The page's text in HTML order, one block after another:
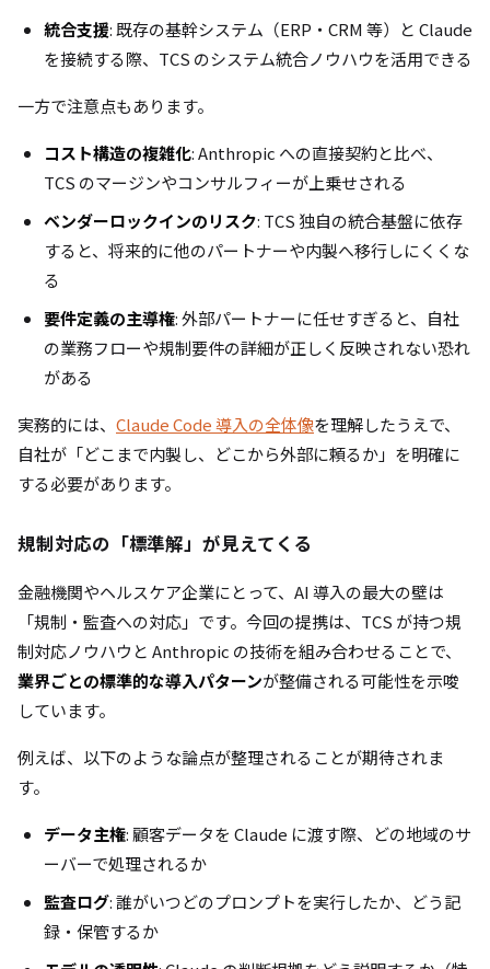
統合支援: 既存の基幹システム（ERP・CRM 等）と Claude
を接続する際、TCS のシステム統合ノウハウを活用できる
一方で注意点もあります。
コスト構造の複雑化: Anthropic への直接契約と比べ、
TCS のマージンやコンサルフィーが上乗せされる
ベンダーロックインのリスク: TCS 独自の統合基盤に依存
すると、将来的に他のパートナーや内製へ移行しにくくな
る
要件定義の主導権: 外部パートナーに任せすぎると、自社
の業務フローや規制要件の詳細が正しく反映されない恐れ
がある
実務的には、 Claude Code 導入の全体像を理解したうえで、
自社が「どこまで内製し、どこから外部に頼るか」を明確に
する必要があります。
規制対応の「標準解」が見えてくる
金融機関やヘルスケア企業にとって、AI 導入の最大の壁は
「規制・監査への対応」です。今回の提携は、TCS が持つ規
制対応ノウハウと Anthropic の技術を組み合わせることで、
業界ごとの標準的な導入パターンが整備される可能性を示唆
しています。
例えば、以下のような論点が整理されることが期待されま
す。
データ主権: 顧客データを Claude に渡す際、どの地域のサ
ーバーで処理されるか
監査ログ: 誰がいつどのプロンプトを実行したか、どう記
録・保管するか